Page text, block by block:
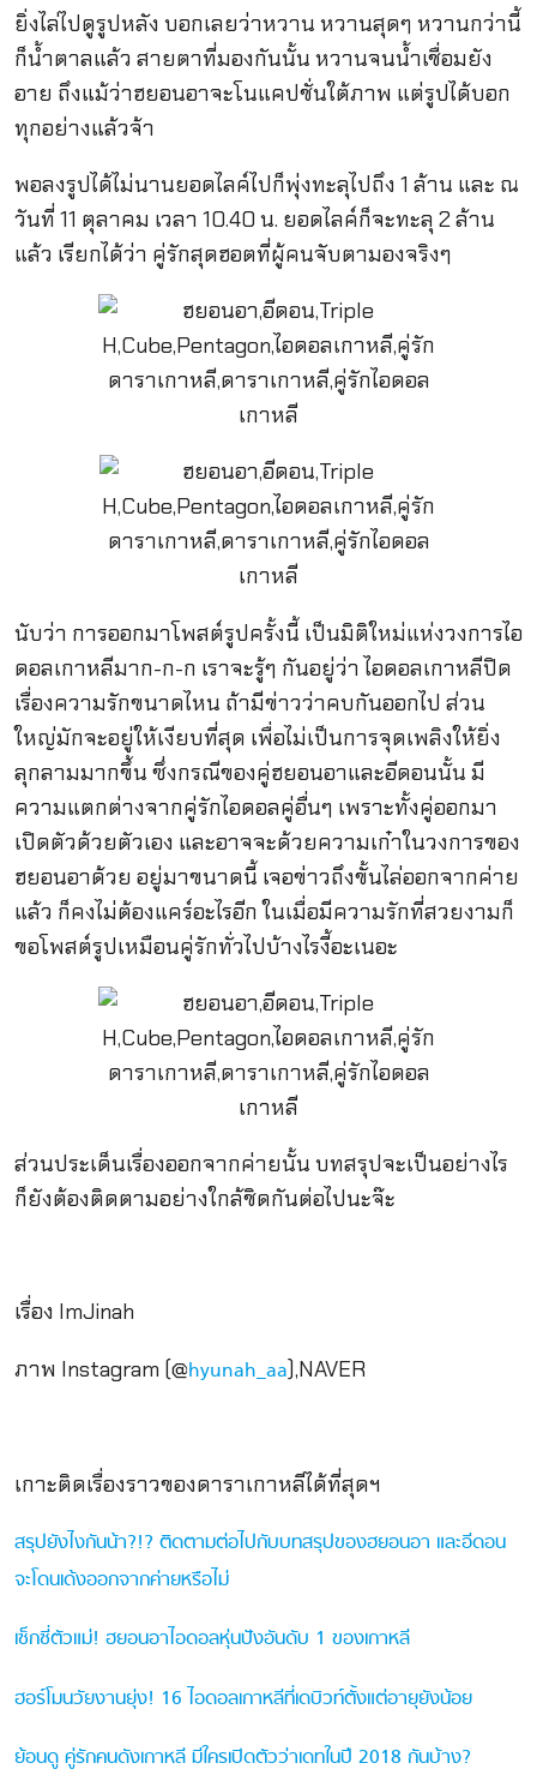
ยิ่งไล่ไปดูรูปหลัง บอกเลยว่าหวาน หวานสุดๆ หวานกว่านี้
ก็น้ำตาลแล้ว สายตาที่มองกันนั้น หวานจนน้ำเชื่อมยัง
อาย ถึงแม้ว่าฮยอนอาจะโนแคปชั่นใต้ภาพ แต่รูปได้บอก
ทุกอย่างแล้วจ้า
พอลงรูปได้ไม่นานยอดไลค์ไปก็พุ่งทะลุไปถึง 1 ล้าน และ ณ
วันที่ 11 ตุลาคม เวลา 10.40 น. ยอดไลค์ก็จะทะลุ 2 ล้าน
แล้ว เรียกได้ว่า คู่รักสุดฮอตที่ผู้คนจับตามองจริงๆ
นับว่า การออกมาโพสต์รูปครั้งนี้ เป็นมิติใหม่แห่งวงการไอ
ดอลเกาหลีมาก-ก-ก เราจะรู้ๆ กันอยู่ว่า ไอดอลเกาหลีปิด
เรื่องความรักขนาดไหน ถ้ามีข่าวว่าคบกันออกไป ส่วน
ใหญ่มักจะอยู่ให้เงียบที่สุด เพื่อไม่เป็นการจุดเพลิงให้ยิ่ง
ลุกลามมากขึ้น ซึ่งกรณีของคู่ฮยอนอาและอีดอนนั้น มี
ความแตกต่างจากคู่รักไอดอลคู่อื่นๆ เพราะทั้งคู่ออกมา
เปิดตัวด้วยตัวเอง และอาจจะด้วยความเก๋าในวงการของ
ฮยอนอาด้วย อยู่มาขนาดนี้ เจอข่าวถึงขั้นไล่ออกจากค่าย
แล้ว ก็คงไม่ต้องแคร์อะไรอีก ในเมื่อมีความรักที่สวยงามก็
ขอโพสต์รูปเหมือนคู่รักทั่วไปบ้างไรงี้อะเนอะ
ส่วนประเด็นเรื่องออกจากค่ายนั้น บทสรุปจะเป็นอย่างไร
ก็ยังต้องติดตามอย่างใกล้ชิดกันต่อไปนะจ๊ะ
เรื่อง ImJinah
ภาพ Instagram (@hyunah_aa),NAVER
เกาะติดเรื่องราวของดาราเกาหลีได้ที่สุดฯ
สรุปยังไงกันน้า?!? ติดตามต่อไปกับบทสรุปของฮยอนอา และอีดอน
จะโดนเด้งออกจากค่ายหรือไม่
เซ็กซี่ตัวแม่! ฮยอนอาไอดอลหุ่นปังอันดับ 1 ของเกาหลี
ฮอร์โมนวัยงานยุ่ง! 16 ไอดอลเกาหลีที่เดบิวท์ตั้งแต่อายุยังน้อย
ย้อนดู คู่รักคนดังเกาหลี มีใครเปิดตัวว่าเดทในปี 2018 กันบ้าง?